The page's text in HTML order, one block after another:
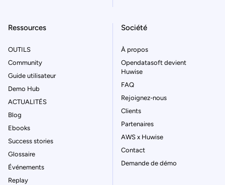
Ressources
OUTILS
Community
Guide utilisateur
Demo Hub
ACTUALITÉS
Blog
Ebooks
Success stories
Glossaire
Événements
Replay
Société
À propos
Opendatasoft devient
Huwise
FAQ
Rejoignez-nous
Clients
Partenaires
AWS x Huwise
Contact
Demande de démo